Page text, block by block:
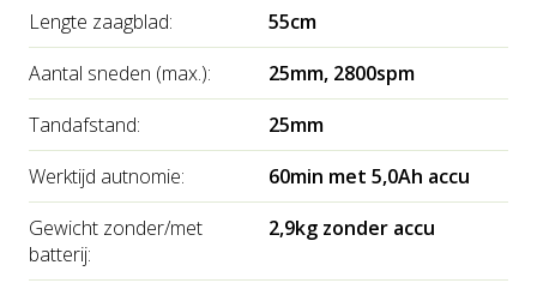
De heggenschaar wordt geleverd met 1 5.0Ah accu met
lader.
Lengte zaagblad:
55cm
Aantal sneden (max.):
25mm, 2800spm
Tandafstand:
25mm
Werktijd autnomie:
60min met 5,0Ah accu
Gewicht zonder/met
batterij:
2,9kg zonder accu